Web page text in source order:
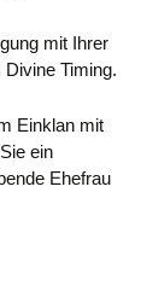
mit Ihrer
Timing.
Einklan mit
ein
Ehefrau